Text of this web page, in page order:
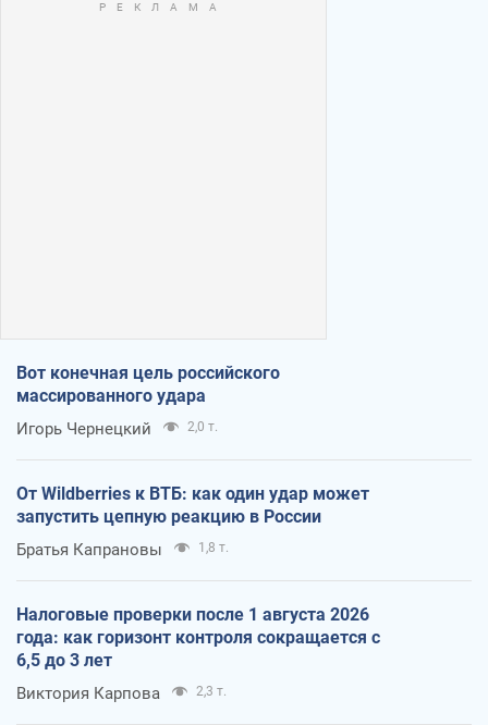
Вот конечная цель российского
массированного удара
Игорь Чернецкий 2,0 т.
От Wildberries к ВТБ: как один удар может
запустить цепную реакцию в России
Братья Капрановы 1,8 т.
Налоговые проверки после 1 августа 2026
года: как горизонт контроля сокращается с
6,5 до 3 лет
Виктория Карпова 2,3 т.